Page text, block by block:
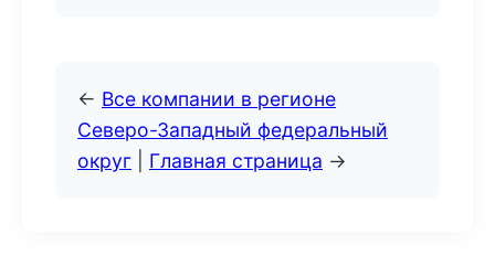
← Все компании в регионе
Северо-Западный федеральный
округ
Главная страница →